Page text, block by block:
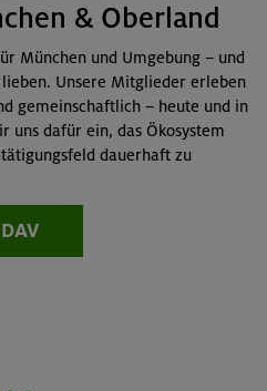
& Oberland
München und Umgebung – und
Unsere Mitglieder erleben
gemeinschaftlich – heute und in
uns dafür ein, das Ökosystem
dauerhaft zu